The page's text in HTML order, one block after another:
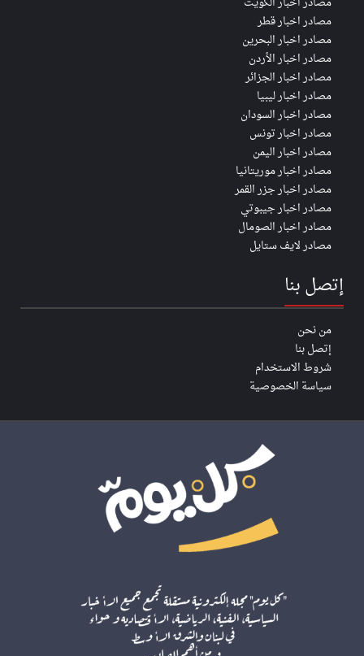
مصادر اخبار قطر
مصادر اخبار البحرين
مصادر اخبار الأردن
مصادر اخبار الجزائر
مصادر اخبار ليبيا
مصادر اخبار السودان
مصادر اخبار تونس
مصادر اخبار اليمن
مصادر اخبار موريتانيا
مصادر اخبار جزر القمر
مصادر اخبار جيبوتي
مصادر اخبار الصومال
مصادر لايف ستايل
إتصل بنا
من نحن
إتصل بنا
شروط الاستخدام
سياسة الخصوصية